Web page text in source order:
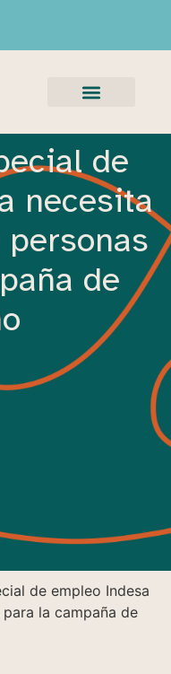
de
necesita
de
de empleo Indesa
la campaña de